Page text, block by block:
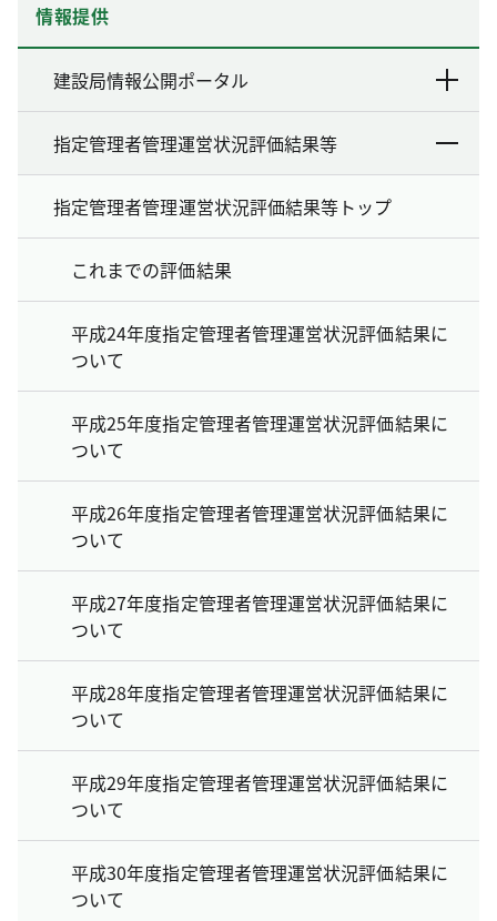
情報提供
建設局情報公開ポータル
指定管理者管理運営状況評価結果等
指定管理者管理運営状況評価結果等トップ
これまでの評価結果
平成24年度指定管理者管理運営状況評価結果に
ついて
平成25年度指定管理者管理運営状況評価結果に
ついて
平成26年度指定管理者管理運営状況評価結果に
ついて
平成27年度指定管理者管理運営状況評価結果に
ついて
平成28年度指定管理者管理運営状況評価結果に
ついて
平成29年度指定管理者管理運営状況評価結果に
ついて
平成30年度指定管理者管理運営状況評価結果に
ついて